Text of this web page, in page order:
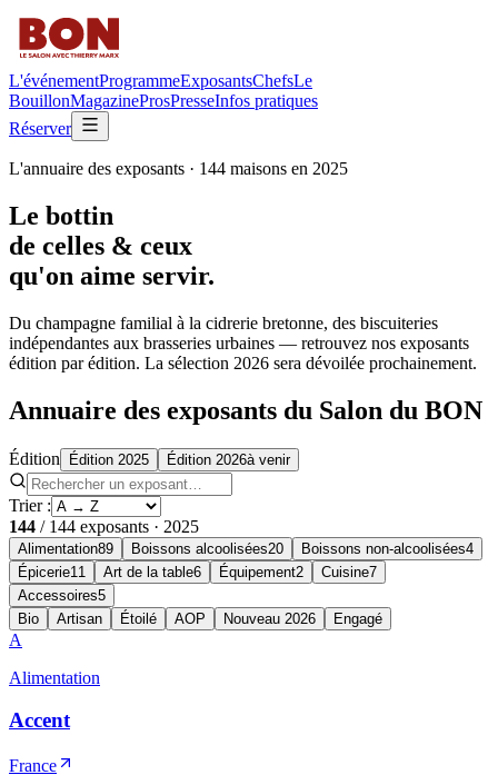
L'événementProgrammeExposantsChefsLe
BouillonMagazineProsPresseInfos pratiques
Réserver
L'annuaire des exposants · 144 maisons en 2025
Le bottin
de celles & ceux
qu'on aime servir.
Du champagne familial à la cidrerie bretonne, des biscuiteries
indépendantes aux brasseries urbaines — retrouvez nos exposants
édition par édition. La sélection 2026 sera dévoilée prochainement.
Annuaire des exposants du Salon du BON
Édition Édition 2025 Édition 2026à venir
Trier :
144 / 144 exposants · 2025
Alimentation89 Boissons alcoolisées20 Boissons non-alcoolisées4
Épicerie11 Art de la table6 Équipement2 Cuisine7
Accessoires5
Bio
Artisan Étoilé AOP Nouveau 2026 Engagé
A
Alimentation
Accent
France